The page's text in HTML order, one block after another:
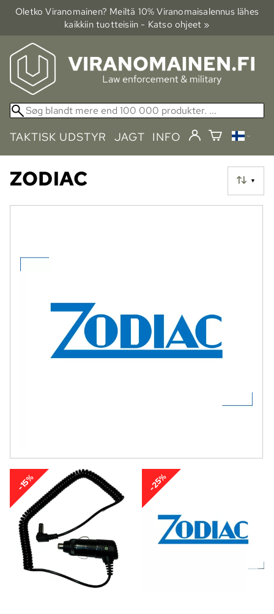
Oletko Viranomainen? Meiltä 10% Viranomais­alennus lähes
kaikkiin tuotteisiin - Katso ohjeet »
TAKTISK UDSTYR JAGT INFO
▼
ZODIAC
-15% -25%